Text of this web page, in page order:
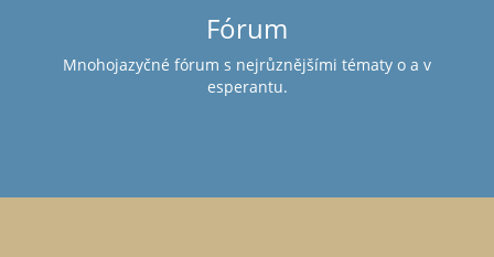
Fórum
Mnohojazyčné fórum s nejrůznějšími tématy o a v
esperantu.